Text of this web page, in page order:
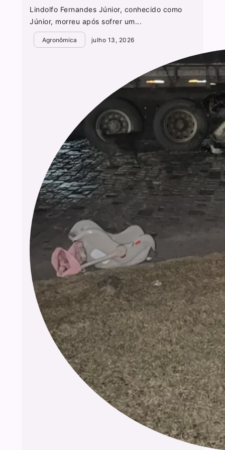
Lindolfo Fernandes Júnior, conhecido como
Júnior, morreu após sofrer um...
Agronômica julho 13, 2026